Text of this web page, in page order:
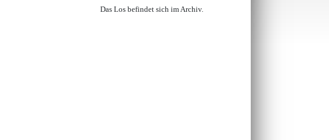
Das Los befindet sich im Archiv.